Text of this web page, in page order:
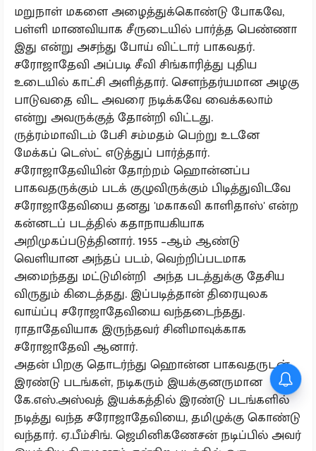
மறுநாள் மகளை அழைத்துக்கொண்டு போகவே,
பள்ளி மாணவியாக சீருடையில் பார்த்த பெண்ணா
இது என்று அசந்து போய் விட்டார் பாகவதர்.
சரோஜாதேவி அப்படி சீவி சிங்காரித்து புதிய
உடையில் காட்சி அளித்தார். சௌந்தர்யமான அழகு
பாடுவதை விட அவரை நடிக்கவே வைக்கலாம்
என்று அவருக்குத் தோன்றி விட்டது.
ருத்ரம்மாவிடம் பேசி சம்மதம் பெற்று உடனே
மேக்கப் டெஸ்ட் எடுத்துப் பார்த்தார்.
சரோஜாதேவியின் தோற்றம் ஹொன்னப்ப
பாகவதருக்கும் படக் குழுவிருக்கும் பிடித்துவிடவே
சரோஜாதேவியை தனது 'மகாகவி காளிதாஸ்' என்ற
கன்னடப் படத்தில் கதாநாயகியாக
அறிமுகப்படுத்தினார். 1955 –ஆம் ஆண்டு
வெளியான அந்தப் படம், வெற்றிப்படமாக
அமைந்தது மட்டுமின்றி அந்த படத்துக்கு தேசிய
விருதும் கிடைத்தது. இப்படித்தான் திரையுலக
வாய்ப்பு சரோஜாதேவியை வந்தடைந்தது.
ராதாதேவியாக இருந்தவர் சினிமாவுக்காக
சரோஜாதேவி ஆனார்.
அதன் பிறகு தொடர்ந்து ஹொன்ன பாகவதருடன்
இரண்டு படங்கள், நடிகரும் இயக்குனருமான
கே.எஸ்.அஸ்வத் இயக்கத்தில் இரண்டு படங்களில்
நடித்து வந்த சரோஜாதேவியை, தமிழுக்கு கொண்டு
வந்தார். ஏ.பீம்சிங். ஜெமினிகணேசன் நடிப்பில் அவர்